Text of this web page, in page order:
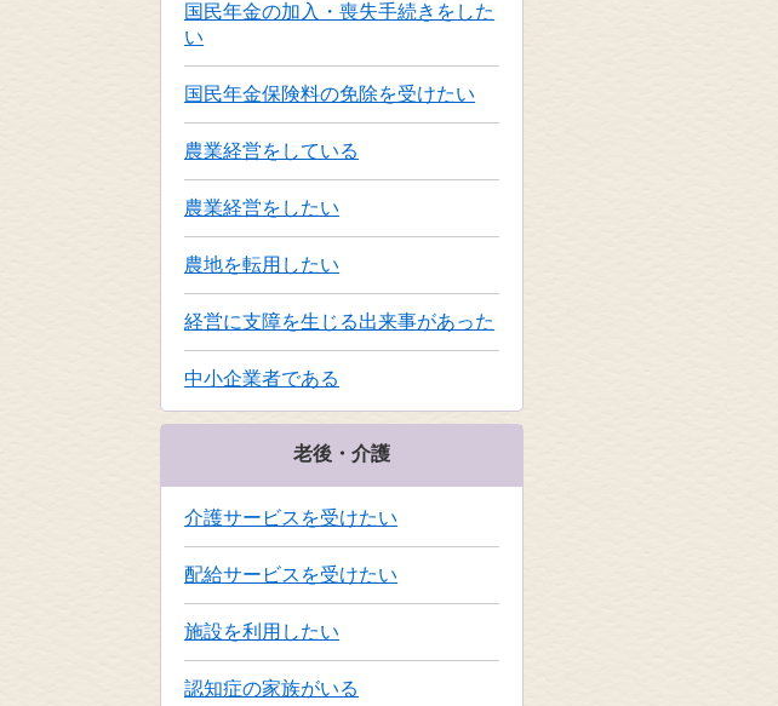
国民年金の加入・喪失手続きをした
い
国民年金保険料の免除を受けたい
農業経営をしている
農業経営をしたい
農地を転用したい
経営に支障を生じる出来事があった
中小企業者である
老後・介護
介護サービスを受けたい
配給サービスを受けたい
施設を利用したい
認知症の家族がいる